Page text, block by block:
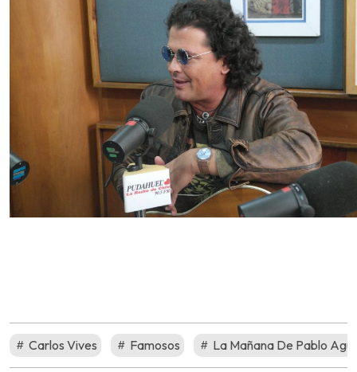
Carlos Vives Famosos La Mañana De Pablo